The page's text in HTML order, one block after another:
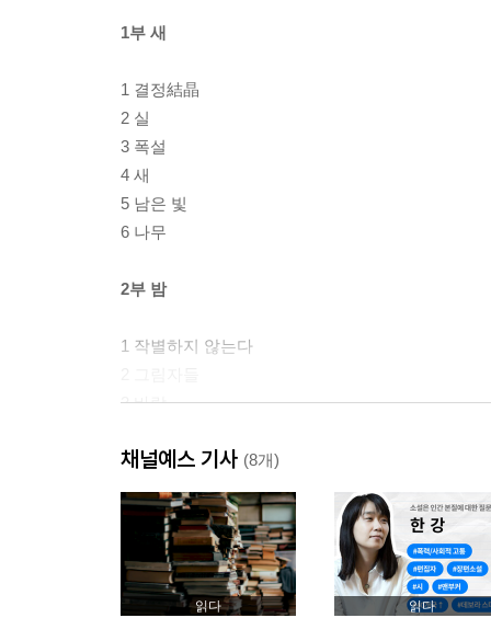
1부 새
1 결정結晶
2 실
3 폭설
4 새
5 남은 빛
6 나무
2부 밤
1 작별하지 않는다
3 바람
5 낙하
6 바다 아래
3부 불꽃
작가의 말
채널예스 기사 (8개)
읽다 읽다